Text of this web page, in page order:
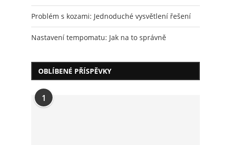
Problém s kozami: Jednoduché vysvětlení řešení
Nastavení tempomatu: Jak na to správně
OBLÍBENÉ PŘÍSPĚVKY
1